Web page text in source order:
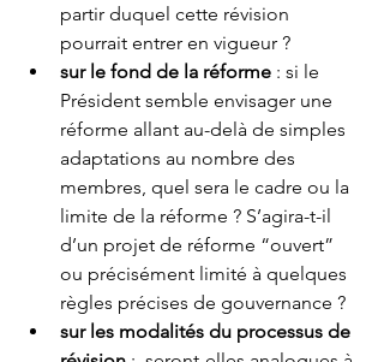
partir duquel cette révision
pourrait entrer en vigueur ?
sur le fond de la réforme : si le
Président semble envisager une
réforme allant au-delà de simples
adaptations au nombre des
membres, quel sera le cadre ou la
limite de la réforme ? S’agira-t-il
d’un projet de réforme “ouvert”
ou précisément limité à quelques
règles précises de gouvernance ?
sur les modalités du processus de